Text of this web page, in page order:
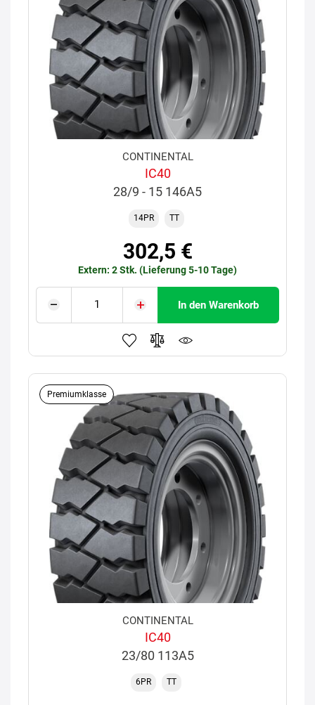
CONTINENTAL
IC40
28/9 - 15 146A5
14PR TT
302,5 €
Extern: 2 Stk. (Lieferung 5-10 Tage)
In den Warenkorb
Premiumklasse
CONTINENTAL
IC40
23/80 113A5
6PR TT